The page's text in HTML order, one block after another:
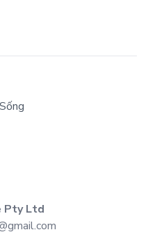
Pty Ltd